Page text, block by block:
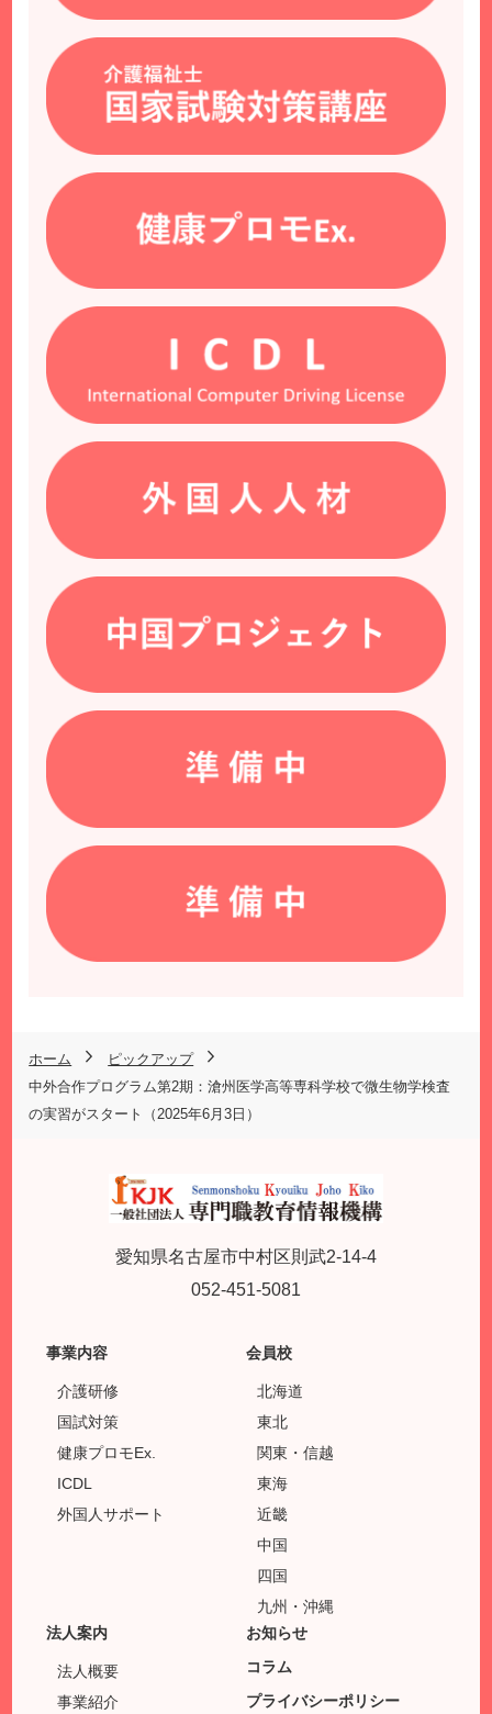
ホーム
ピックアップ
中外合作プログラム第2期：滄州医学高等専科学校で微生物学検査
の実習がスタート（2025年6月3日）
愛知県名古屋市中村区則武2-14-4
052-451-5081
事業内容
介護研修
国試対策
健康プロモEx.
ICDL
外国人サポート
会員校
北海道
東北
関東・信越
東海
近畿
中国
四国
九州・沖縄
法人案内
法人概要
事業紹介
お知らせ
コラム
プライバシーポリシー